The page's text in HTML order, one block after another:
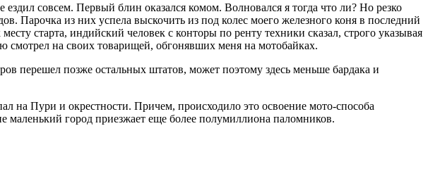
совсем. Первый блин оказался комом. Волновался я тогда что ли? Но резко
Парочка из них успела выскочить из под колес моего железного коня в последний
старта, индийский человек с конторы по ренту техники сказал, строго указывая
смотрел на своих товарищей, обгонявших меня на мотобайках.
перешел позже остальных штатов, может поэтому здесь меньше бардака и
на Пури и окрестности. Причем, происходило это освоение мото-способа
маленький город приезжает еще более полумиллиона паломников.